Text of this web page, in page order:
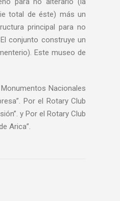
total de éste) más un
principal para no
conjunto construye un
Este museo de
Nacionales
Por el Rotary Club
y Por el Rotary Club
Arica”.